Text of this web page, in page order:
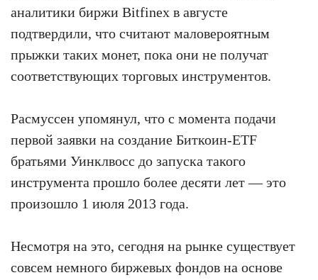
аналитики биржи Bitfinex в августе
подтвердили, что считают маловероятным
прыжки таких монет, пока они не получат
соответствующих торговых инструментов.
Расмуссен упомянул, что с момента подачи
первой заявки на создание Биткоин-ETF
братьями Уинклвосс до запуска такого
инструмента прошло более десяти лет — это
произошло 1 июля 2013 года.
Несмотря на это, сегодня на рынке существует
совсем немного биржевых фондов на основе